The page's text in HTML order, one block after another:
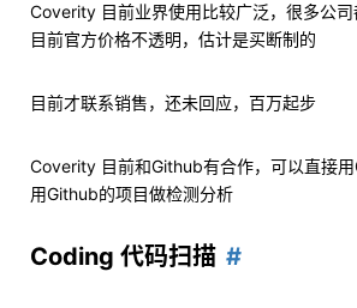
Coverity 目前业界使用比较广泛，很多公
目前官方价格不透明，估计是买断制的
目前才联系销售，还未回应，百万起步
Coverity 目前和Github有合作，可以直接
用Github的项目做检测分析
Coding 代码扫描